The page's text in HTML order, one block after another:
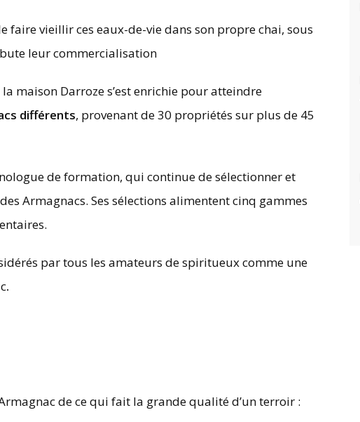
faire vieillir ces eaux-de-vie dans son propre chai, sous
leur commercialisation
maison Darroze s’est enrichie pour atteindre
différents, provenant de 30 propriétés sur plus de 45
de formation, qui continue de sélectionner et
Armagnacs. Ses sélections alimentent cinq gammes
par tous les amateurs de spiritueux comme une
.
de ce qui fait la grande qualité d’un terroir :